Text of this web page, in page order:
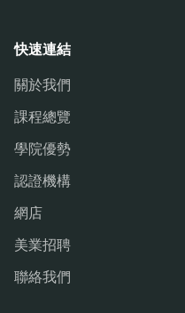
快速連結
關於我們
課程總覽
學院優勢
認證機構
網店
美業招聘
聯絡我們